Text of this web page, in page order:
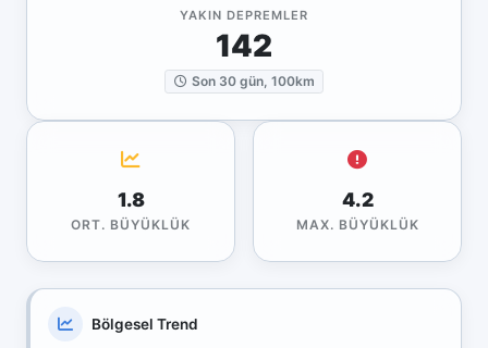
YAKIN DEPREMLER
142
Son 30 gün, 100km
1.8
ORT. BÜYÜKLÜK
4.2
MAX. BÜYÜKLÜK
Bölgesel Trend